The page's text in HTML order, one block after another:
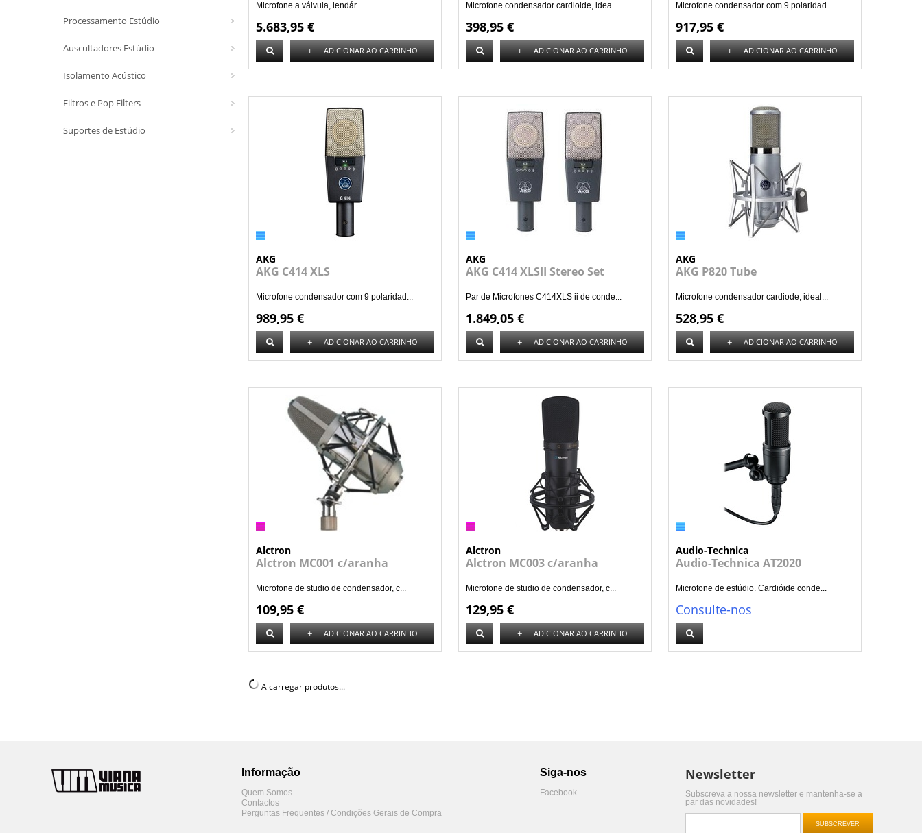
Processamento Estúdio
Auscultadores Estúdio
Isolamento Acústico
Filtros e Pop Filters
Suportes de Estúdio
Microfone a válvula, lendár...
5.683,95 €
+ ADICIONAR AO CARRINHO
Microfone condensador cardioide, idea...
398,95 €
+ ADICIONAR AO CARRINHO
Microfone condensador com 9 polaridad...
917,95 €
+ ADICIONAR AO CARRINHO
AKG
AKG C414 XLS
Microfone condensador com 9 polaridad...
989,95 €
+ ADICIONAR AO CARRINHO
AKG
AKG C414 XLSII Stereo Set
Par de Microfones C414XLS ii de conde...
1.849,05 €
+ ADICIONAR AO CARRINHO
AKG
AKG P820 Tube
Microfone condensador cardiode, ideal...
528,95 €
+ ADICIONAR AO CARRINHO
Alctron
Alctron MC001 c/aranha
Microfone de studio de condensador, c...
109,95 €
+ ADICIONAR AO CARRINHO
Alctron
Alctron MC003 c/aranha
Microfone de studio de condensador, c...
129,95 €
+ ADICIONAR AO CARRINHO
Audio-Technica
Audio-Technica AT2020
Microfone de estúdio. Cardióide conde...
Consulte-nos
A carregar produtos...
Informação
Quem Somos
Contactos
Perguntas Frequentes / Condições Gerais de Compra
Siga-nos
Facebook
Newsletter
Subscreva a nossa newsletter e mantenha-se a
par das novidades!
SUBSCREVER